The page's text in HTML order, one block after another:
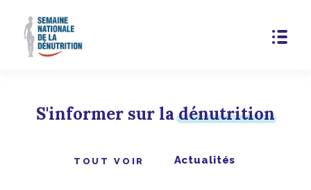
S'informer sur ladénutrition
TOUT VOIR Actualités